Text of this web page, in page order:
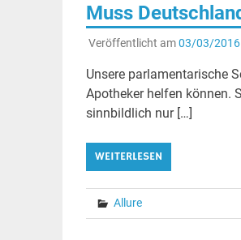
Muss
Veröffentlicht am03/03/2016
Unsere parlamentarische
Apotheker helfen können.
sinnbildlich nur […]
WEITERLESEN
Allure